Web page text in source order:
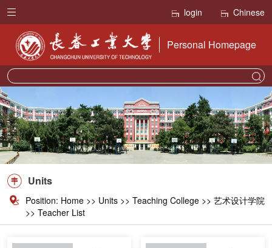
login Chinese
Personal Homepage
Units
Position: Home >> Units >> Teaching College >> 艺术设计学院
>> Teacher List